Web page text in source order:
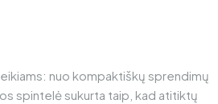
nuo kompaktiškų sprendimų
spintelė sukurta taip, kad atitiktų